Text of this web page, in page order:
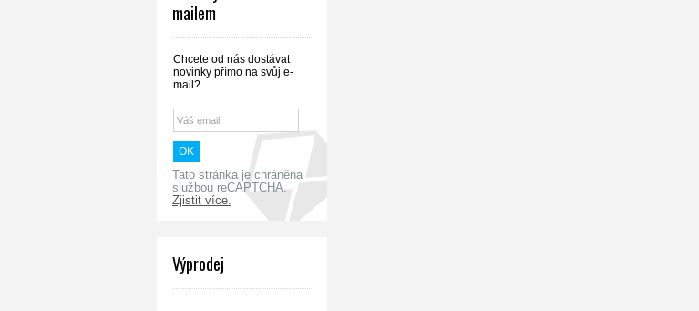
mailem
Chcete od nás dostávat
novinky přímo na svůj e-
mail?
Tato stránka je chráněna
službou reCAPTCHA.
Zjistit více.
Výprodej